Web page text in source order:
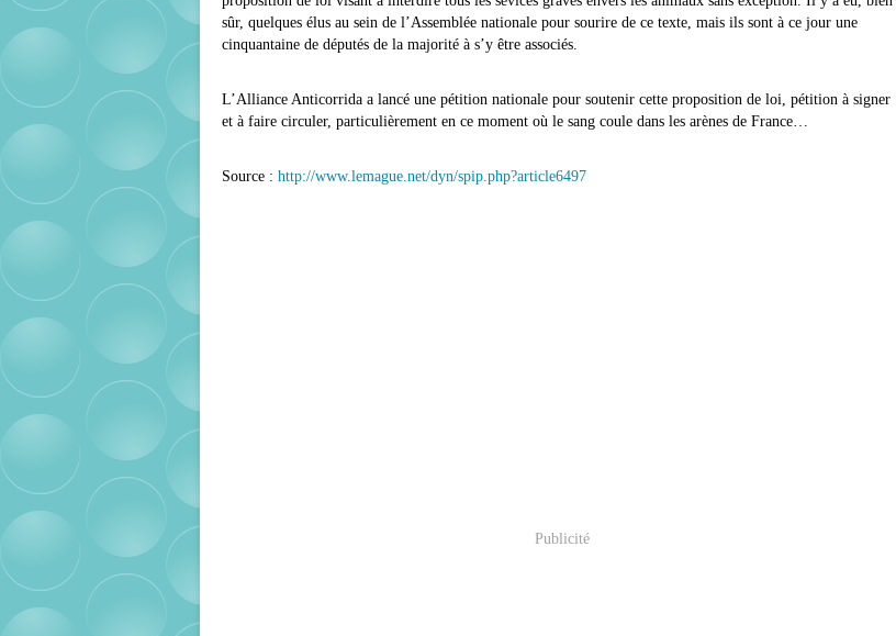
sûr, quelques élus au sein de l’Assemblée nationale pour sourire de ce texte, mais ils sont à ce jour une
cinquantaine de députés de la majorité à s’y être associés.
L’Alliance Anticorrida a lancé une pétition nationale pour soutenir cette proposition de loi, pétition à signer
et à faire circuler, particulièrement en ce moment où le sang coule dans les arènes de France…
Source : http://www.lemague.net/dyn/spip.php?article6497
Publicité